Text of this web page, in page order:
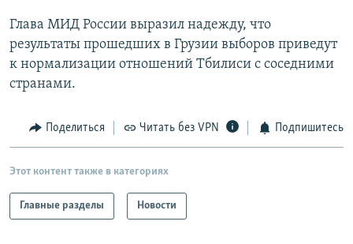
Глава МИД России выразил надежду, что
результаты прошедших в Грузии выборов приведут
к нормализации отношений Тбилиси с соседними
странами.
Поделиться Читать без VPN Подпишитесь
Этот контент также в категориях
Главные разделы Новости